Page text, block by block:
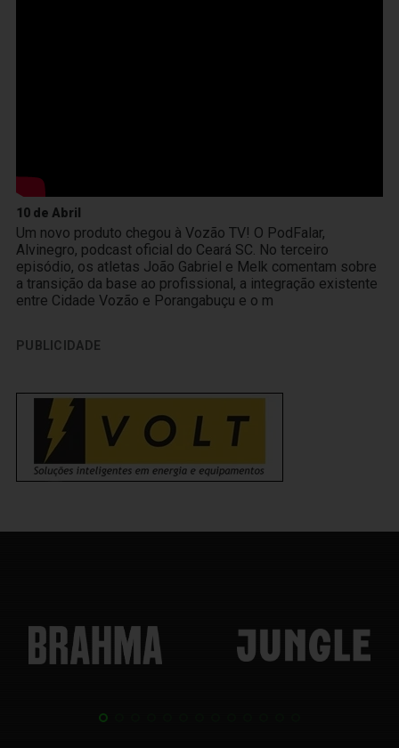
10 de Abril
Um novo produto chegou à Vozão TV! O PodFalar,
Alvinegro, podcast oficial do Ceará SC. No terceiro
episódio, os atletas João Gabriel e Melk comentam sobre
a transição da base ao profissional, a integração existente
entre Cidade Vozão e Porangabuçu e o m
PUBLICIDADE